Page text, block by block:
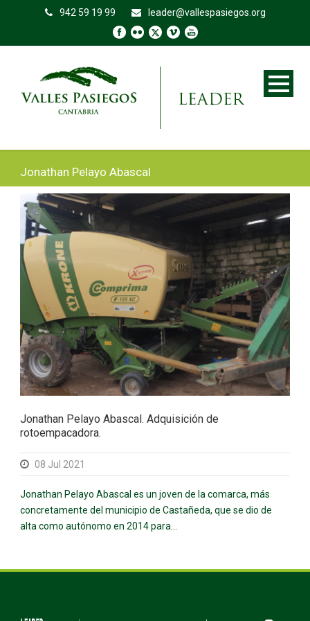
942 59 19 99 leader@vallespasiegos.org
Jonathan Pelayo Abascal
Jonathan Pelayo Abascal. Adquisición de
rotoempacadora.
08 Jul 2021
Jonathan Pelayo Abascal es un joven de la comarca, más
concretamente del municipio de Castañeda, que se dio de
alta como autónomo en 2014 para...